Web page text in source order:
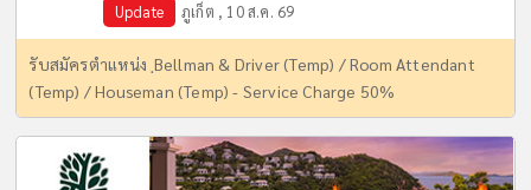
Update ภูเก็ต , 10 ส.ค. 69
รับสมัครตำแหน่ง ฺBellman & Driver (Temp) / Room Attendant
(Temp) / Houseman (Temp) - Service Charge 50%